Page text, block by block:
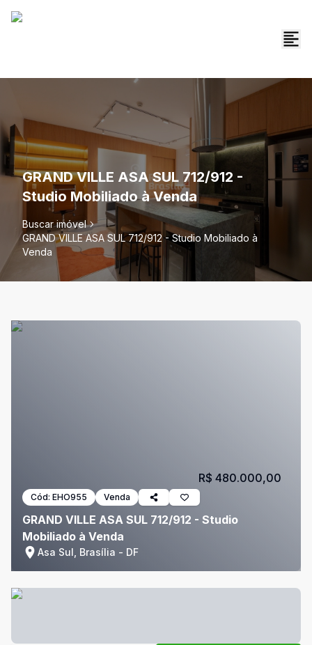
GRAND VILLE ASA SUL 712/912 -
Studio Mobiliado à Venda
Buscar imóvel
GRAND VILLE ASA SUL 712/912 - Studio Mobiliado à
Venda
Cód: EHO955 Venda
GRAND VILLE ASA SUL 712/912 - Studio
Mobiliado à Venda
Asa Sul, Brasília - DF
R$ 480.000,00